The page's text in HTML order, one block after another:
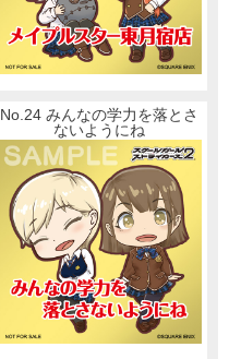
No.24 みんなの学力を落とさ
ないようにね